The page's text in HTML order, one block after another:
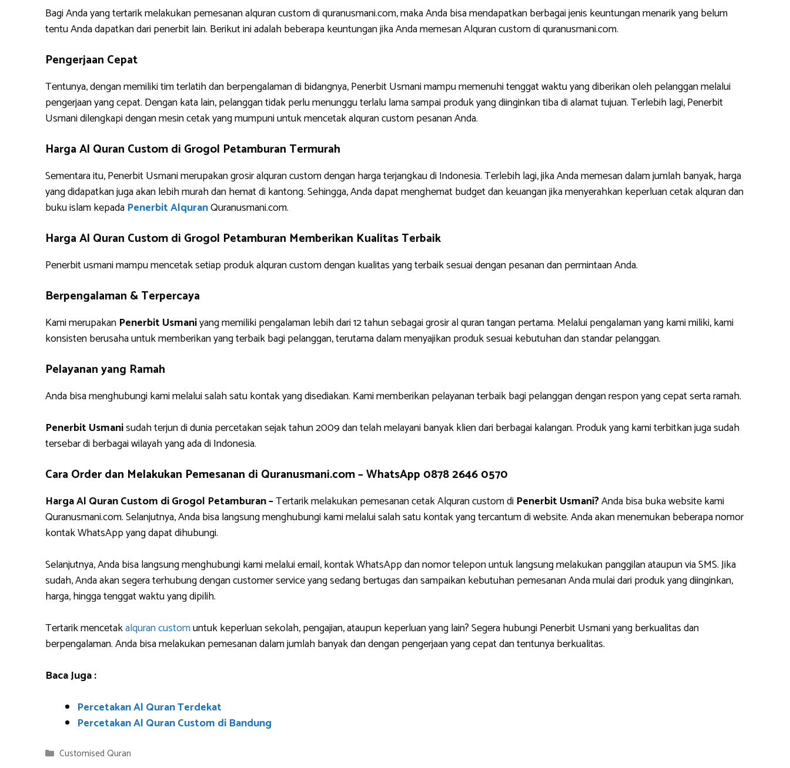
Bagi Anda yang tertarik melakukan pemesanan alquran custom di quranusmani.com, maka Anda bisa mendapatkan berbagai jenis keuntungan menarik yang belum
tentu Anda dapatkan dari penerbit lain. Berikut ini adalah beberapa keuntungan jika Anda memesan Alquran custom di quranusmani.com.
Pengerjaan Cepat
Tentunya, dengan memiliki tim terlatih dan berpengalaman di bidangnya, Penerbit Usmani mampu memenuhi tenggat waktu yang diberikan oleh pelanggan melalui
pengerjaan yang cepat. Dengan kata lain, pelanggan tidak perlu menunggu terlalu lama sampai produk yang diinginkan tiba di alamat tujuan. Terlebih lagi, Penerbit
Usmani dilengkapi dengan mesin cetak yang mumpuni untuk mencetak alquran custom pesanan Anda.
Harga Al Quran Custom di Grogol Petamburan Termurah
Sementara itu, Penerbit Usmani merupakan grosir alquran custom dengan harga terjangkau di Indonesia. Terlebih lagi, jika Anda memesan dalam jumlah banyak, harga
yang didapatkan juga akan lebih murah dan hemat di kantong. Sehingga, Anda dapat menghemat budget dan keuangan jika menyerahkan keperluan cetak alquran dan
buku islam kepada Penerbit AlquranQuranusmani.com.
Harga Al Quran Custom di Grogol Petamburan Memberikan Kualitas Terbaik
Penerbit usmani mampu mencetak setiap produk alquran custom dengan kualitas yang terbaik sesuai dengan pesanan dan permintaan Anda.
Berpengalaman & Terpercaya
Kami merupakan Penerbit Usmaniyang memiliki pengalaman lebih dari 12 tahun sebagai grosir al quran tangan pertama. Melalui pengalaman yang kami miliki, kami
konsisten berusaha untuk memberikan yang terbaik bagi pelanggan, terutama dalam menyajikan produk sesuai kebutuhan dan standar pelanggan.
Pelayanan yang Ramah
Anda bisa menghubungi kami melalui salah satu kontak yang disediakan. Kami memberikan pelayanan terbaik bagi pelanggan dengan respon yang cepat serta ramah.
Penerbit Usmanisudah terjun di dunia percetakan sejak tahun 2009 dan telah melayani banyak klien dari berbagai kalangan. Produk yang kami terbitkan juga sudah
tersebar di berbagai wilayah yang ada di Indonesia.
Cara Order dan Melakukan Pemesanan di Quranusmani.com –WhatsApp 0878 2646 0570
Harga Al Quran Custom di Grogol Petamburan –Tertarik melakukan pemesanan cetak Alquran custom di Penerbit Usmani?Anda bisa buka website kami
Quranusmani.com. Selanjutnya, Anda bisa langsung menghubungi kami melalui salah satu kontak yang tercantum di website. Anda akan menemukan beberapa nomor
kontak WhatsApp yang dapat dihubungi.
Selanjutnya, Anda bisa langsung menghubungi kami melalui email, kontak WhatsApp dan nomor telepon untuk langsung melakukan panggilan ataupun via SMS. Jika
sudah, Anda akan segera terhubung dengan customer service yang sedang bertugas dan sampaikan kebutuhan pemesanan Anda mulai dari produk yang diinginkan,
harga, hingga tenggat waktu yang dipilih.
Tertarik mencetakalquran customuntuk keperluan sekolah, pengajian, ataupun keperluan yang lain? Segera hubungi Penerbit Usmani yang berkualitas dan
berpengalaman. Anda bisa melakukan pemesanan dalam jumlah banyak dan dengan pengerjaan yang cepat dan tentunya berkualitas.
Baca Juga :
Percetakan Al Quran Terdekat
Percetakan Al Quran Custom di Bandung
Categories
Customised Quran